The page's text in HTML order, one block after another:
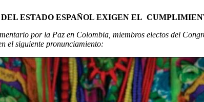
ESTADO ESPAÑOL EXIGEN EL
por la Paz en Colombia, miembros electos del
el siguiente pronunciamiento: